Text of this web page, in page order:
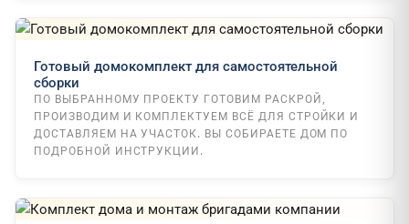
Готовый домокомплект для самостоятельной
сборки
ПО ВЫБРАННОМУ ПРОЕКТУ ГОТОВИМ РАСКРОЙ,
ПРОИЗВОДИМ И КОМПЛЕКТУЕМ ВСЁ ДЛЯ СТРОЙКИ И
ДОСТАВЛЯЕМ НА УЧАСТОК. ВЫ СОБИРАЕТЕ ДОМ ПО
ПОДРОБНОЙ ИНСТРУКЦИИ.